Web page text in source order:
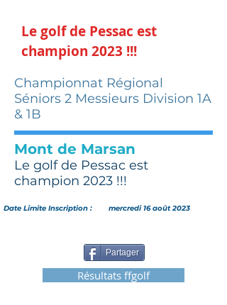
Le golf de Pessac est
champion 2023 !!!
Championnat Régional
Séniors 2 Messieurs Division 1A
& 1B
Mont de Marsan
Le golf de Pessac est
champion 2023 !!!
Date Limite Inscription : mercredi 16 août 2023
Partager
Résultats ffgolf